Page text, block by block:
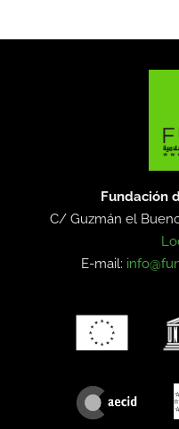
Fundación
C/ Guzmán el
E-mail: